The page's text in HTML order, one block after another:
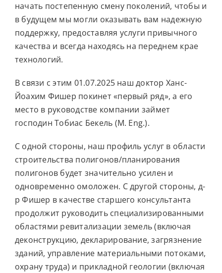
начать постепенную смену поколений, чтобы и
в будущем мы могли оказывать вам надежную
поддержку, предоставляя услуги привычного
качества и всегда находясь на переднем крае
технологий.
В связи с этим 01.07.2025 наш доктор Ханс-
Йоахим Фишер покинет «первый ряд», а его
место в руководстве компании займет
господин Тобиас Бекель (M. Eng.).
С одной стороны, наш профиль услуг в области
строительства полигонов/планирования
полигонов будет значительно усилен и
одновременно омоложен. С другой стороны, д-
р Фишер в качестве старшего консультанта
продолжит руководить специализированными
областями ревитализации земель (включая
деконструкцию, декларирование, загрязнение
зданий, управление материальными потоками,
охрану труда) и прикладной геологии (включая